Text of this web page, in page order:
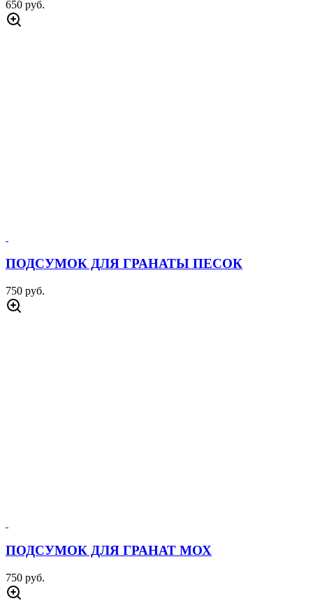
650 руб.
ПОДСУМОК ДЛЯ ГРАНАТЫ ПЕСОК
750 руб.
ПОДСУМОК ДЛЯ ГРАНАТ МОХ
750 руб.